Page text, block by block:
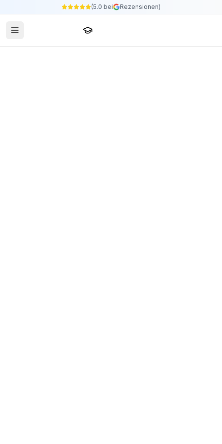
(5.0 bei Rezensionen)
Sprachschule24